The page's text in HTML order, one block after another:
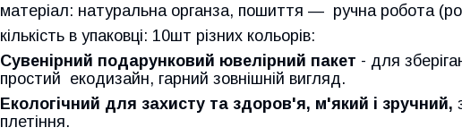
матеріал: натуральна органза, пошиття — ручна робота
кількість в упаковці: 10шт різних кольорів:
Сувенірний подарунковий ювелірний пакет - для
простий екодизайн, гарний зовнішній вигляд.
Екологічний для захисту та здоров'я, м'який і зручний,
плетіння.